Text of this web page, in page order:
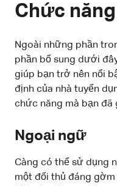
Chức năng
Ngoài những phần
phần bổ sung dưới
giúp bạn trở nên nổi
định của nhà tuyển
chức năng mà bạn đã
Ngoại ngữ
Càng có thể sử dụng
một đối thủ đáng